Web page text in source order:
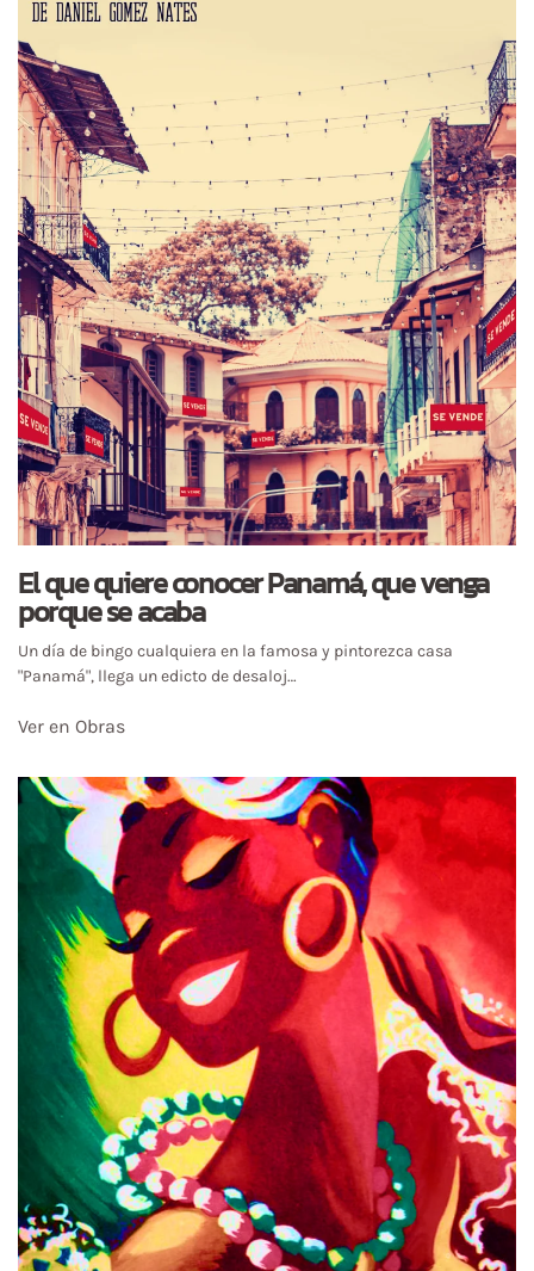
El que quiere conocer Panamá, que venga
porque se acaba
Un día de bingo cualquiera en la famosa y pintorezca casa
"Panamá", llega un edicto de desaloj…
Ver en Obras